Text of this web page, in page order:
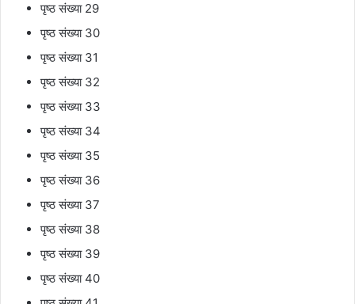
पृष्ठ संख्या 29
पृष्ठ संख्या 30
पृष्ठ संख्या 31
पृष्ठ संख्या 32
पृष्ठ संख्या 33
पृष्ठ संख्या 34
पृष्ठ संख्या 35
पृष्ठ संख्या 36
पृष्ठ संख्या 37
पृष्ठ संख्या 38
पृष्ठ संख्या 39
पृष्ठ संख्या 40